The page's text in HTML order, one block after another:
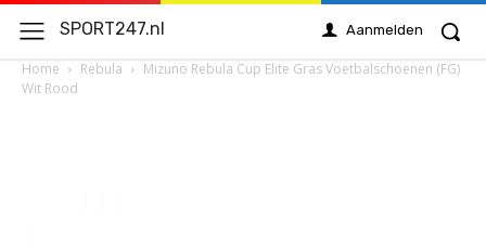
SPORT247.nl Aanmelden
Home Rebula
Mizuno Rebula Cup Elite Gras Voetbalschoenen (FG)
Wit Rood